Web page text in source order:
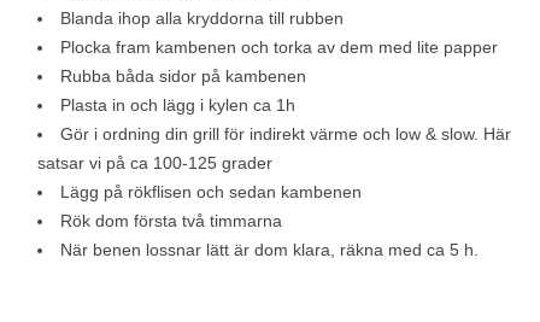
Blanda ihop alla kryddorna till rubben
Plocka fram kambenen och torka av dem med lite papper
Rubba båda sidor på kambenen
Plasta in och lägg i kylen ca 1h
Gör i ordning din grill för indirekt värme och low & slow. Här
satsar vi på ca 100-125 grader
Lägg på rökflisen och sedan kambenen
Rök dom första två timmarna
När benen lossnar lätt är dom klara, räkna med ca 5 h.